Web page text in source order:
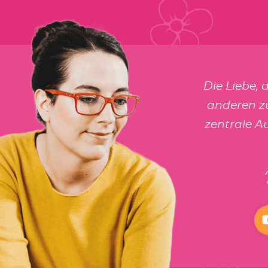
Die Liebe,
anderen
zentrale